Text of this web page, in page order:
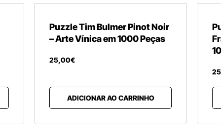
Puzzle Tim Bulmer Pinot Noir
– Arte Vínica em 1000 Peças
25,00€
ADICIONAR AO CARRINHO
25